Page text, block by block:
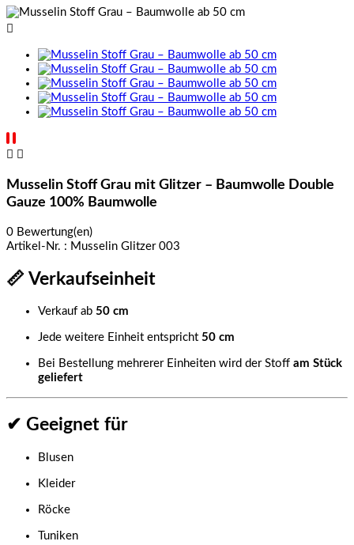

 
Musselin Stoff Grau mit Glitzer – Baumwolle Double
Gauze 100% Baumwolle
0 Bewertung(en)
Artikel-Nr. : Musselin Glitzer 003
📏 Verkaufseinheit
Verkauf ab 50 cm
Jede weitere Einheit entspricht 50 cm
Bei Bestellung mehrerer Einheiten wird der Stoff am Stück
geliefert
✔ Geeignet für
Blusen
Kleider
Röcke
Tuniken